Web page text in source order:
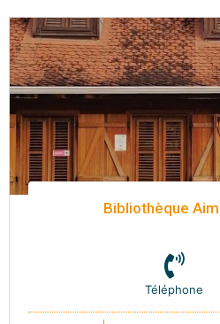
Bibliothèque
Téléphone